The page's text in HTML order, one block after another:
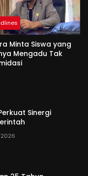
Minta Siswa yang
Mengadu Tak
Sinergi